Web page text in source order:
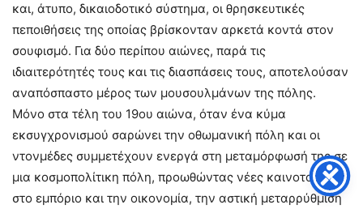
και, άτυπο, δικαιοδοτικό σύστημα, οι θρησκευτικές
πεποιθήσεις της οποίας βρίσκονταν αρκετά κοντά στον
σουφισμό. Για δύο περίπου αιώνες, παρά τις
ιδιαιτερότητές τους και τις διασπάσεις τους, αποτελούσαν
αναπόσπαστο μέρος των μουσουλμάνων της πόλης.
Μόνο στα τέλη του 19ου αιώνα, όταν ένα κύμα
εκσυγχρονισμού σαρώνει την οθωμανική πόλη και οι
ντονμέδες συμμετέχουν ενεργά στη μεταμόρφωσή της σε
μια κοσμοπολίτικη πόλη, προωθώντας νέες καινοτομίες
στο εμπόριο και την οικονομία, την αστική μεταρρύθμιση